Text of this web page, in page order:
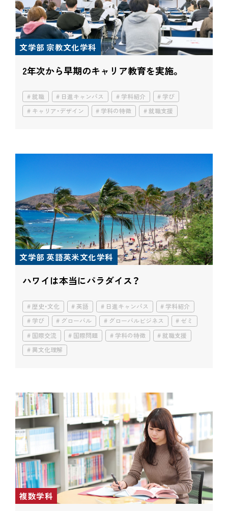
文学部 宗教文化学科
2年次から早期のキャリア教育を実施。
就職 日進キャンパス 学科紹介
学び
キャリア・デザイン
学科の特徴 就職支援
文学部 英語英米文化学科
ハワイは本当にパラダイス？
歴史・文化 英語 日進キャンパス
学科紹介
学び
グローバル グローバルビジネス
ゼミ
国際交流
国際問題 学科の特徴
就職支援
異文化理解
複数学科